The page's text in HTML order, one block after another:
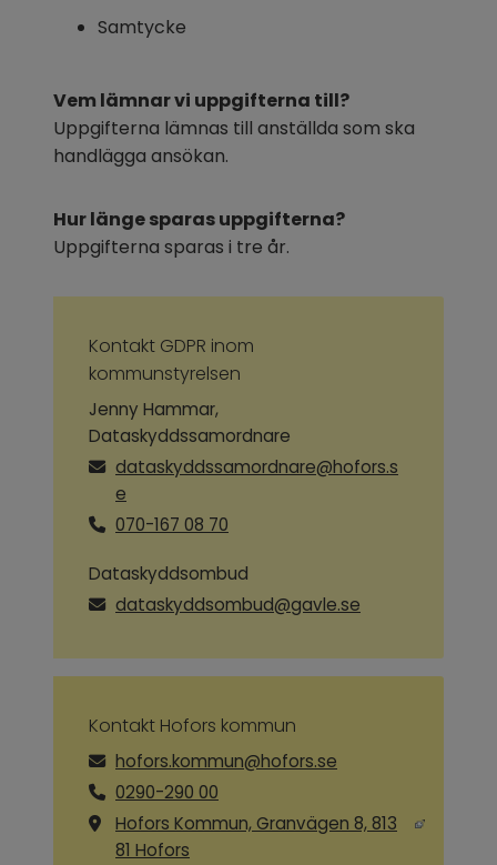
Samtycke
Vem lämnar vi uppgifterna till?
Uppgifterna lämnas till anställda som ska
handlägga ansökan.
Hur länge sparas uppgifterna?
Uppgifterna sparas i tre år.
Kontakt GDPR inom
kommunstyrelsen
Jenny Hammar,
Dataskyddssamordnare
dataskyddssamordnare@hofors.s
e
070-167 08 70
Dataskyddsombud
dataskyddsombud@gavle.se
Kontakt Hofors kommun
hofors.kommun@hofors.se
0290-290 00
Hofors Kommun, Granvägen 8, 813
81 Hofors